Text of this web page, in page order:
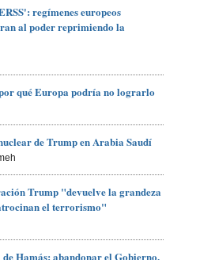
regímenes europeos
al poder reprimiendo la
qué Europa podría no lograrlo
de Trump en Arabia Saudí
Trump "devuelve la grandeza
el terrorismo"
Hamás: abandonar el Gobierno,